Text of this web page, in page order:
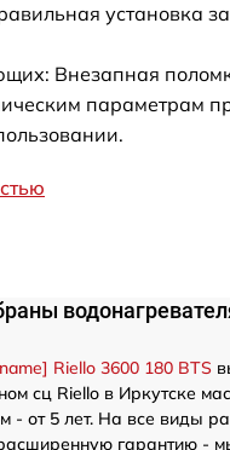
установка
Внезапная
параметрам
Riello 3600 180 BTS
сц Riello в Иркутске
- от 5 лет. На все виды
гарантию -